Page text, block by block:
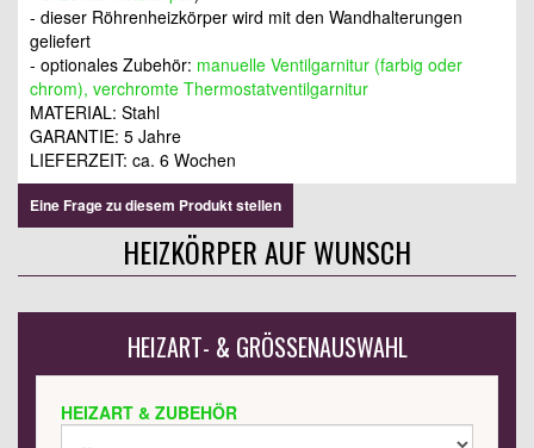
- dieser Röhrenheizkörper wird mit den Wandhalterungen
geliefert
- optionales Zubehör: manuelle Ventilgarnitur (farbig oder
chrom), verchromte Thermostatventilgarnitur
MATERIAL: Stahl
GARANTIE: 5 Jahre
LIEFERZEIT: ca. 6 Wochen
Eine Frage zu diesem Produkt stellen
HEIZKÖRPER AUF WUNSCH
HEIZART- & GRÖSSENAUSWAHL
HEIZART & ZUBEHÖR